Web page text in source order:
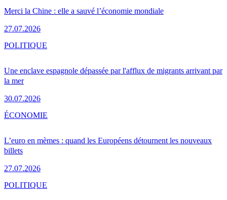
Merci la Chine : elle a sauvé l’économie mondiale
27.07.2026
Une enclave espagnole dépassée par l'afflux de migrants arrivant par
la mer
30.07.2026
POLITIQUE
L’euro en mèmes : quand les Européens détournent les nouveaux
billets
27.07.2026
ÉCONOMIE
POLITIQUE